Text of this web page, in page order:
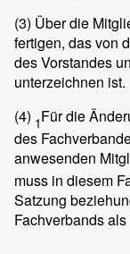
(3) Über die
fertigen, das von
des Vorstandes
unterzeichnen ist.
(4) 1Für die
des
anwesenden
muss in diesem
Satzung
Fachverbands